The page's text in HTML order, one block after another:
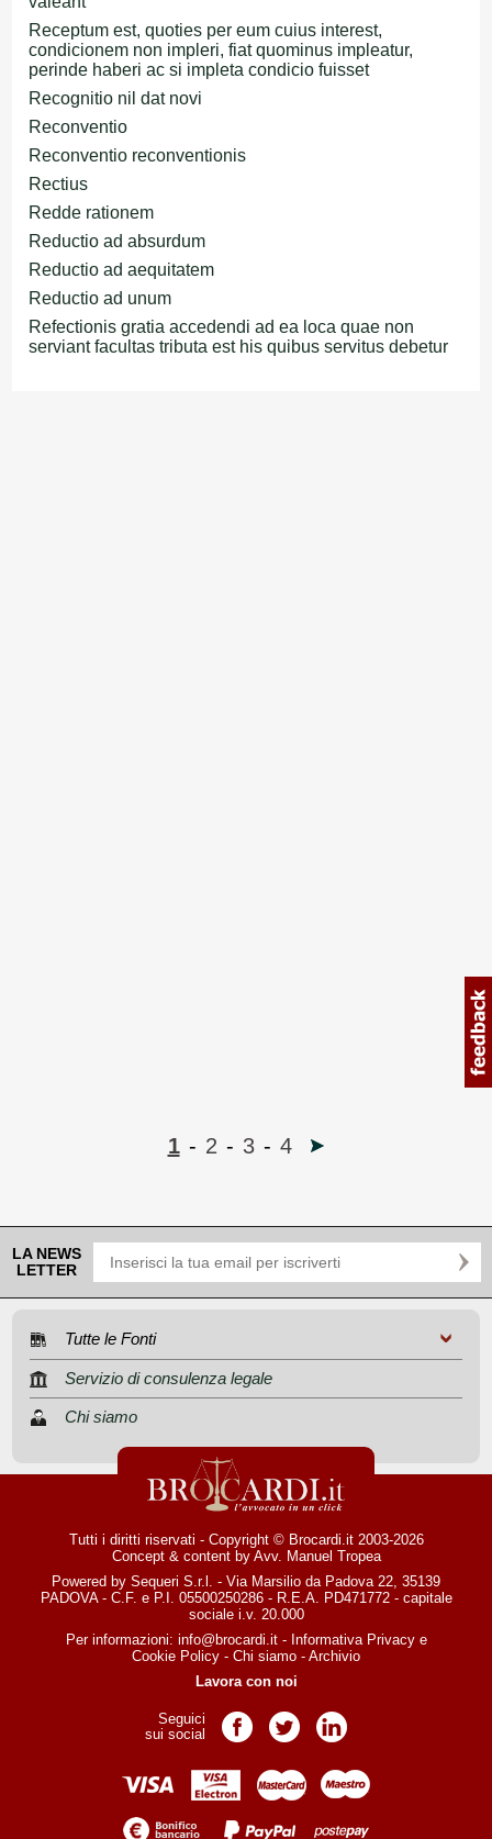
Receptum est, quoties per eum cuius interest,
condicionem non impleri, fiat quominus impleatur,
perinde haberi ac si impleta condicio fuisset
Recognitio nil dat novi
Reconventio
Reconventio reconventionis
Rectius
Redde rationem
Reductio ad absurdum
Reductio ad aequitatem
Reductio ad unum
Refectionis gratia accedendi ad ea loca quae non
serviant facultas tributa est his quibus servitus debetur
1 - 2 - 3 - 4
LA NEWS
LETTER
Tutte le Fonti
Servizio di consulenza legale
Chi siamo
Tutti i diritti riservati - Copyright © Brocardi.it 2003-2026
Concept & content by Avv. Manuel Tropea
Powered by Sequeri S.r.l. - Via Marsilio da Padova 22, 35139
PADOVA - C.F. e P.I. 05500250286 - R.E.A. PD471772 - capitale
sociale i.v. 20.000
Per informazioni: info@brocardi.it- Informativa Privacye
Cookie Policy - Chi siamo - Archivio
Lavora con noi
Seguici
sui social
Pagina Facebook
Pagina TwitterPagina LinkedIn